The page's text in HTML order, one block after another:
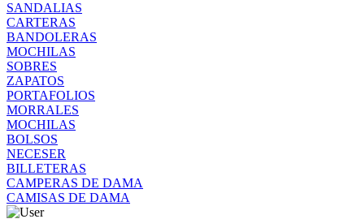
SANDALIAS
CARTERAS
BANDOLERAS
MOCHILAS
SOBRES
ZAPATOS
PORTAFOLIOS
MORRALES
MOCHILAS
BOLSOS
NECESER
BILLETERAS
CAMPERAS DE DAMA
CAMISAS DE DAMA